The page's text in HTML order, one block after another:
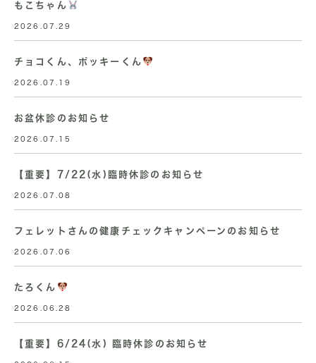
もこちゃん
2026.07.29
チョコくん、ポッキーくん
2026.07.19
お盆休診のお知らせ
2026.07.15
【重要】7/22(水)臨時休診のお知らせ
2026.07.08
フェレットさんの健康チェックキャンペーンのお知らせ
2026.07.06
たろくん
2026.06.28
【重要】6/24(水) 臨時休診のお知らせ